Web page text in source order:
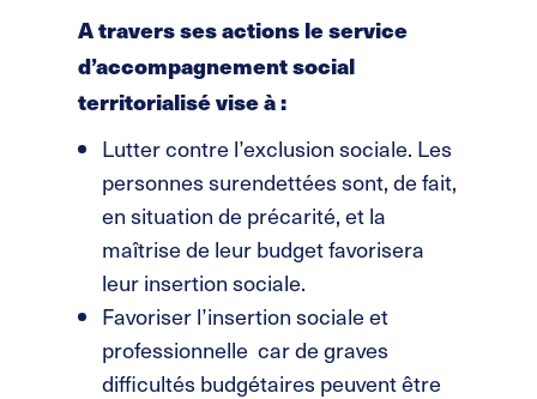
A travers ses actions le service
d’accompagnement social
territorialisé vise à :
Lutter contre l’exclusion sociale. Les
personnes surendettées sont, de fait,
en situation de précarité, et la
maîtrise de leur budget favorisera
leur insertion sociale.
Favoriser l’insertion sociale et
professionnelle car de graves
difficultés budgétaires peuvent être